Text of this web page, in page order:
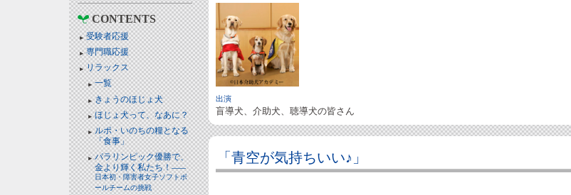
CONTENTS
受験者応援
専門職応援
リラックス
一覧
きょうのほじょ犬
ほじょ犬って、なあに？
ルポ・いのちの糧となる
「食事」
パラリンピック優勝で、
金より輝く私たち！――
日本初・障害者女子ソフトボ
ールチームの挑戦
出演
盲導犬、介助犬、聴導犬の皆さん
「青空が気持ちいい♪」